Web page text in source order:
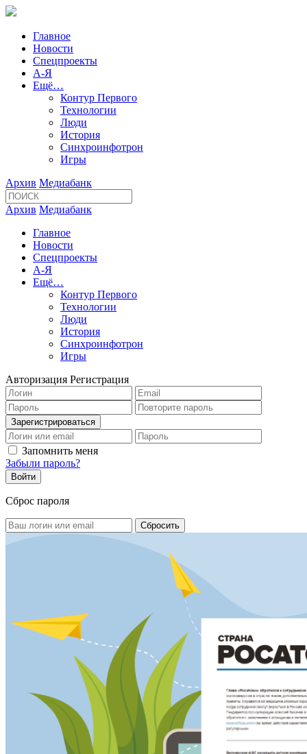
Главное
Новости
Спецпроекты
А-Я
Ещё…
Контур Первого
Технологии
Люди
История
Синхроинфотрон
Игры
Архив Медиабанк
Архив Медиабанк
Главное
Новости
Спецпроекты
А-Я
Ещё…
Контур Первого
Технологии
Люди
История
Синхроинфотрон
Игры
Авторизация Регистрация
Запомнить меня
Забыли пароль?
Сброс пароля